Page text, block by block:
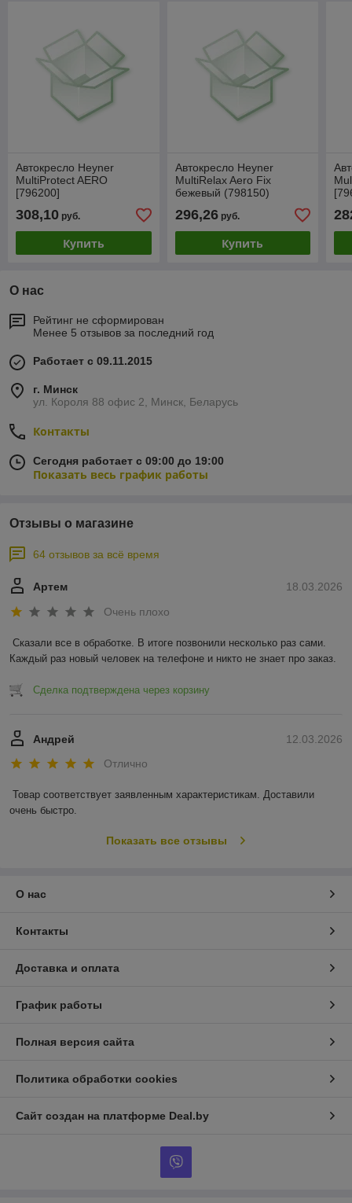
Автокресло Heyner
MultiProtect AERO
[796200]
308,10 руб.
Купить
Автокресло Heyner
MultiRelax Aero Fix
бежевый (798150)
296,26руб.
Купить
О нас
Рейтинг не сформирован
Менее 5 отзывов за последний год
Работает с 09.11.2015
г. Минск
ул. Короля 88 офис 2, Минск, Беларусь
Контакты
Сегодня работает с 09:00 до 19:00
Показать весь график работы
Отзывы о магазине
64 отзывов за всё время
18.03.2026
Артем
Очень плохо
Сказали все в обработке. В итоге позвонили несколько раз сами.
Каждый раз новый человек на телефоне и никто не знает про заказ.
Сделка подтверждена через корзину
12.03.2026
Андрей
Отлично
Товар соответствует заявленным характеристикам. Доставили
очень быстро.
Показать все отзывы
О нас
Контакты
Доставка и оплата
График работы
Полная версия сайта
Политика обработки cookies
Сайт создан на платформе Deal.by